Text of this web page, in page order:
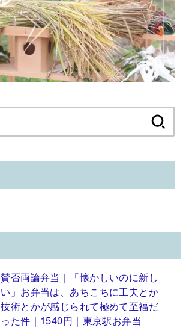
索:
賛否両論弁当｜「懐かしいのに新し
い」お弁当は、あちこちに工夫とか
技術とかが感じられて極めて至福だ
った件｜1540円｜東京駅お弁当